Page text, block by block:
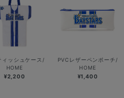
ィッシュケース/
HOME
¥2,200
PVCレザーペンポーチ/
HOME
¥1,400